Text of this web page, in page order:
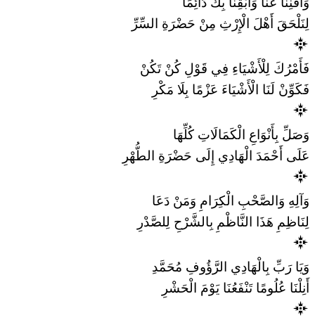
وَأَفْنِنَا عَنَّا وَابْقِنَا بِكَ دَائِمًا
لِنَلْحَقَ أَهْلَ الْإِرْثِ مِنْ حَضْرَةِ السِّرِّ
فَأَمْرُكَ لِلْأَشْيَاءِ فِي قَوْلِ كُنْ تَكُنْ
فَكَوِّنْ لَنَا الْأَشْيَاءَ عَزْمًا بِلَا مَكْرِ
وَصَلِّ بِأَنْوَاعِ الْكَمَالَاتِ كُلِّهَا
عَلَى أَحْمَدَ الْهَادِي إِلَى حَضْرَةِ الطُّهْرِ
وَآلِهِ وَالصَّحْبِ الْكِرَامِ وَمَنْ دَعَا
لِنَاظِمِ هَذَا النَّاظْمِ بِالشَّرْحِ لِلصَّدْرِ
وَيَا رَبِّ بِالْهَادِي الرَّؤُوفِ مُحَمَّدِ
أَنِلْنَا عُلُومًا تَنْفَعُنَا يَوْمَ الْحَشْرِ